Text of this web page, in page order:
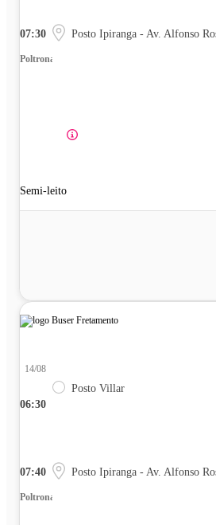
07:30 Posto Ipiranga - Av. Alfonso
Poltrona
Semi-leito
06:30
14/08
Posto Villar
07:40 Posto Ipiranga - Av. Alfonso
Poltrona